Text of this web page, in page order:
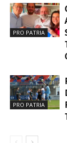
PRO PATRIA
PRO PATRIA